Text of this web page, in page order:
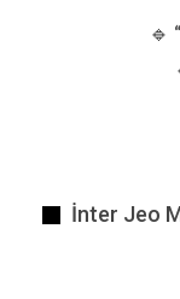
🔹
İnter Jeo